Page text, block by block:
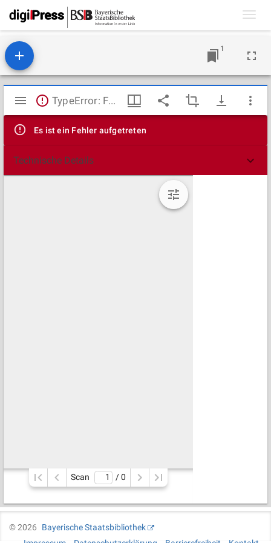
1
Mirador
Viewer
TypeError: Failed to fetch
Es ist ein Fehler aufgetreten
Technische Details
Scan / 0
©2026
Bayerische Staatsbibliothek